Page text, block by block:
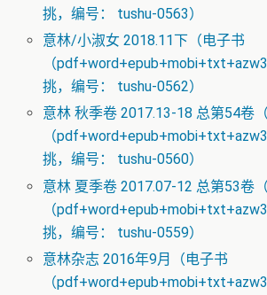
挑，编号： tushu-0563）
意林/小淑女 2018.11下（电子书
（
挑，编号： tushu-0562）
意林 秋季卷 2017.13-18 总第54卷
（
挑，编号： tushu-0560）
意林 夏季卷 2017.07-12 总第53卷
（
挑，编号： tushu-0559）
意林杂志 2016年9月（电子书
（